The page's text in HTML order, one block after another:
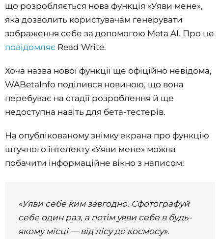
що розробляється нова функція «Уяви мене»,
яка дозволить користувачам генерувати
зображення себе за допомогою Meta AI. Про це
повідомляє Read Write.
Хоча назва нової функції ще офіційно невідома,
WABetaInfo поділився новиною, що вона
перебуває на стадії розроблення й ще
недоступна навіть для бета-тестерів.
На опублікованому знімку екрана про функцію
штучного інтелекту «Уяви мене» можна
побачити інформаційне вікно з написом:
«Уяви себе ким завгодно. Сфотографуй
себе один раз, а потім уяви себе в будь-
якому місці — від лісу до космосу».